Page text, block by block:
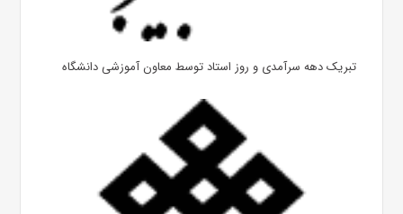
تبریک دهه سرآمدی و روز استاد توسط معاون آموزشی دانشگاه